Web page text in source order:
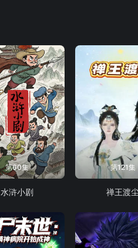
第60集
水浒小剧
第121集
禅王渡尘